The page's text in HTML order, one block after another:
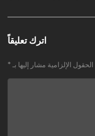
اترك تعليقاً
الحقول الإلزامية مشار إليها بـ *